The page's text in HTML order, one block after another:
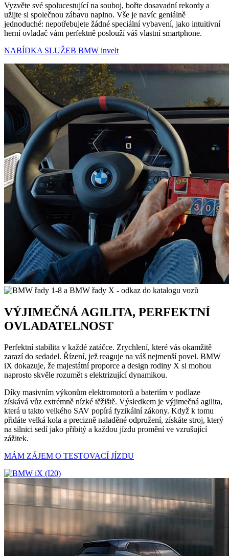
Vyzvěte své spolucestující na souboj, bořte dosavadní rekordy a
užijte si společnou zábavu naplno. Vše je navíc geniálně
jednoduché: nepotřebujete žádné speciální vybavení, jako intuitivní
herní ovladač vám perfektně poslouží váš vlastní smartphone.
NABÍDKA SLUŽEB BMW invelt
VÝJIMEČNÁ AGILITA, PERFEKTNÍ
OVLADATELNOST
Perfektní stabilita v každé zatáčce. Zrychlení, které vás okamžitě
zarazí do sedadel. Řízení, jež reaguje na váš nejmenší povel. BMW
iX dokazuje, že majestátní proporce a design rodiny X si mohou
naprosto skvěle rozumět s elektrizující dynamikou.
Díky masivním výkonům elektromotorů a bateriím v podlaze
získává vůz extrémně nízké těžiště. Výsledkem je výjimečná agilita,
která u takto velkého SAV popírá fyzikální zákony. Když k tomu
přidáte velká kola a precizně naladěné odpružení, získáte stroj, který
na silnici sedí jako přibitý a každou jízdu promění ve vzrušující
zážitek.
MÁM ZÁJEM O TESTOVACÍ JÍZDU